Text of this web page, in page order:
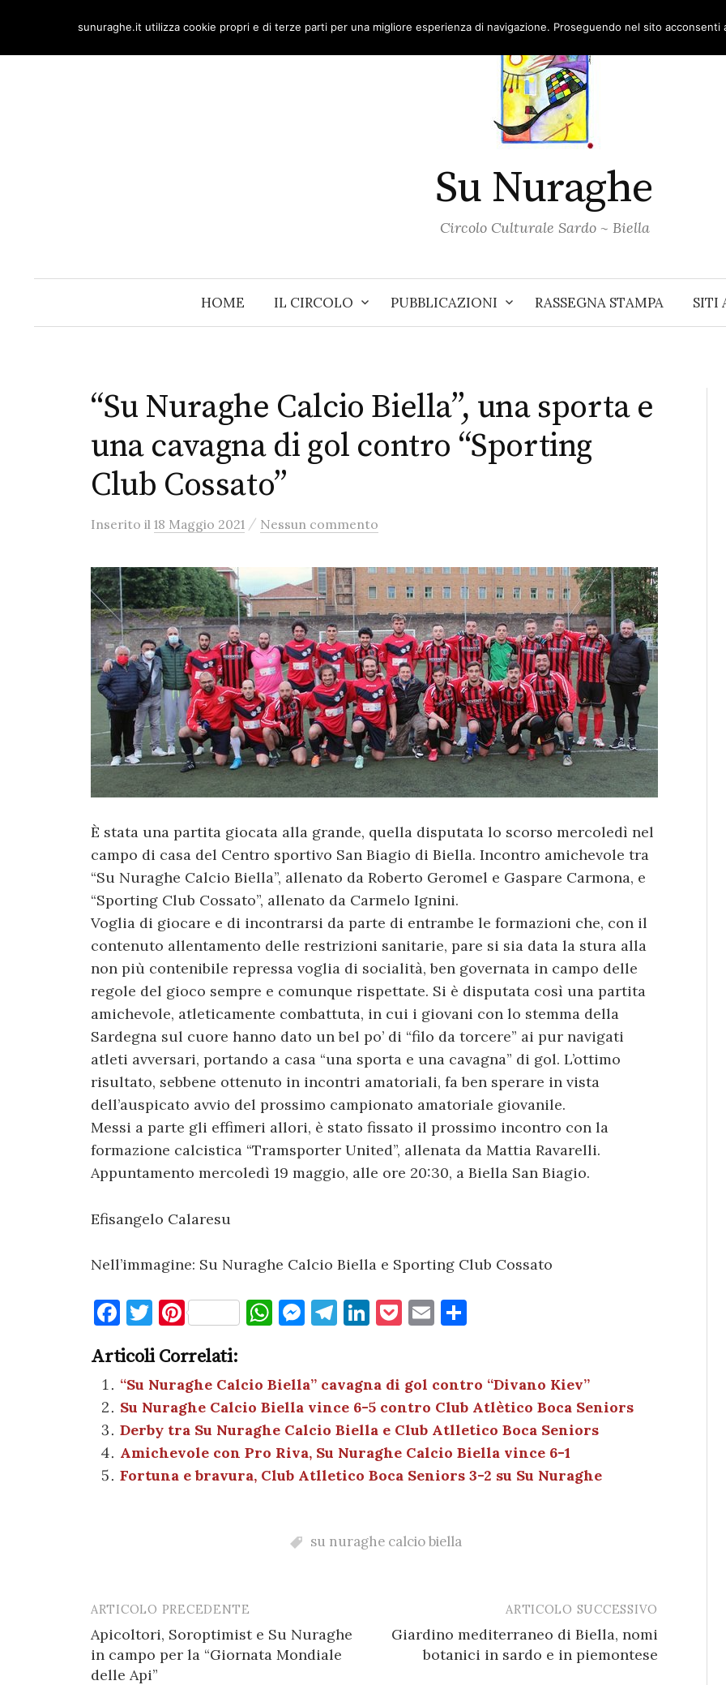
content
Su Nuraghe
Circolo Culturale Sardo ~ Biella
HOME IL CIRCOLO PUBBLICAZIONI RASSEGNA STAMPA SITI
“Su Nuraghe Calcio Biella”, una sporta e
una cavagna di gol contro “Sporting
Club Cossato”
Inserito il 18 Maggio 2021 / Nessun commento
È stata una partita giocata alla grande, quella disputata lo scorso mercoledì nel
campo di casa del Centro sportivo San Biagio di Biella. Incontro amichevole tra
“Su Nuraghe Calcio Biella”, allenato da Roberto Geromel e Gaspare Carmona, e
“Sporting Club Cossato”, allenato da Carmelo Ignini.
Voglia di giocare e di incontrarsi da parte di entrambe le formazioni che, con il
contenuto allentamento delle restrizioni sanitarie, pare si sia data la stura alla
non più contenibile repressa voglia di socialità, ben governata in campo delle
regole del gioco sempre e comunque rispettate. Si è disputata così una partita
amichevole, atleticamente combattuta, in cui i giovani con lo stemma della
Sardegna sul cuore hanno dato un bel po’ di “filo da torcere” ai pur navigati
atleti avversari, portando a casa “una sporta e una cavagna” di gol. L’ottimo
risultato, sebbene ottenuto in incontri amatoriali, fa ben sperare in vista
dell’auspicato avvio del prossimo campionato amatoriale giovanile.
Messi a parte gli effimeri allori, è stato fissato il prossimo incontro con la
formazione calcistica “Tramsporter United”, allenata da Mattia Ravarelli.
Appuntamento mercoledì 19 maggio, alle ore 20:30, a Biella San Biagio.
Efisangelo Calaresu
Nell’immagine: Su Nuraghe Calcio Biella e Sporting Club Cossato
F
c
e
b
o
o
T
it
te
r
Pi
er
es
t
W
s
A
p
p
M
n
g
er
T
gr
a
m
Li
e
dI
n
P
k
et
E
l di
vi
di
Articoli Correlati:
“Su Nuraghe Calcio Biella” cavagna di gol contro “Divano Kiev”
Su Nuraghe Calcio Biella vince 6-5 contro Club Atlètico Boca Seniors
Derby tra Su Nuraghe Calcio Biella e Club Atlletico Boca Seniors
Amichevole con Pro Riva, Su Nuraghe Calcio Biella vince 6-1
Fortuna e bravura, Club Atlletico Boca Seniors 3-2 su Su Nuraghe
su nuraghe calcio biella
Post
navigation
ARTICOLO PRECEDENTE
Apicoltori, Soroptimist e Su Nuraghe
in campo per la “Giornata Mondiale
delle Api”
ARTICOLO SUCCESSIVO
Giardino mediterraneo di Biella, nomi
botanici in sardo e in piemontese
sunuraghe.it utilizza cookie propri e di terze parti per una migliore esperienza di navigazione. Proseguendo nel sito acconsenti